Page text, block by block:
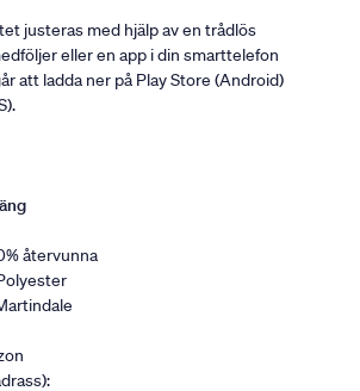
justeras med hjälp av en trådlös
eller en app i din smarttelefon
att ladda ner på Play Store (Android)
återvunna